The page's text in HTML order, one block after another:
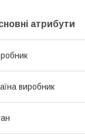
атрибути
виробник